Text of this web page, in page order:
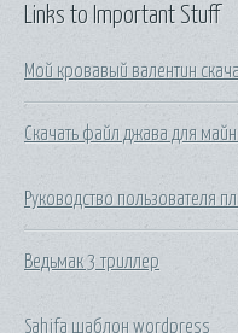
Links to Important Stuff
Мой кровавый валентин
Скачать файл джава для
Руководство пользователя
Ведьмак 3 триллер
Sahifa шаблон wordpress